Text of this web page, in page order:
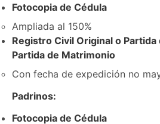
Fotocopia de Cédula
Ampliada al 150%
Registro Civil Original o
Partida de Matrimonio
Con fecha de expedición no
Padrinos:
Fotocopia de Cédula